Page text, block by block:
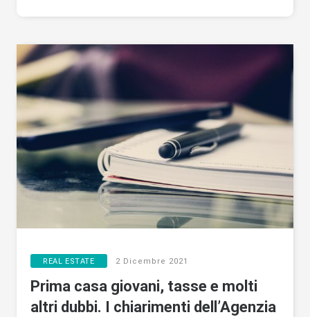
REAL ESTATE 2 Dicembre 2021
Prima casa giovani, tasse e molti
altri dubbi. I chiarimenti dell’Agenzia